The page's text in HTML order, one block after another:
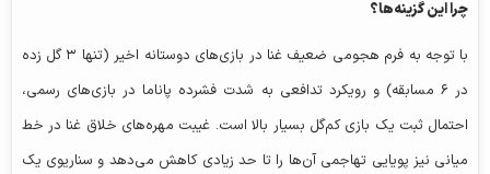
چرا این گزینه‌ها؟
با توجه به فرم هجومی ضعیف غنا در بازی‌های دوستانه اخیر (تنها ۳ گل زده
در ۶ مسابقه) و رویکرد تدافعی به شدت فشرده پاناما در بازی‌های رسمی،
احتمال ثبت یک بازی کم‌گل بسیار بالا است. غیبت مهره‌های خلاق غنا در خط
میانی نیز پویایی تهاجمی آن‌ها را تا حد زیادی کاهش می‌دهد و سناریوی یک